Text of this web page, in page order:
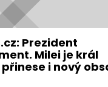
Prezident
Milei je král
i nový